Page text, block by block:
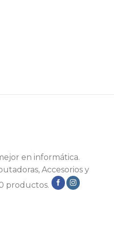
en informática.
Accesorios y
productos.